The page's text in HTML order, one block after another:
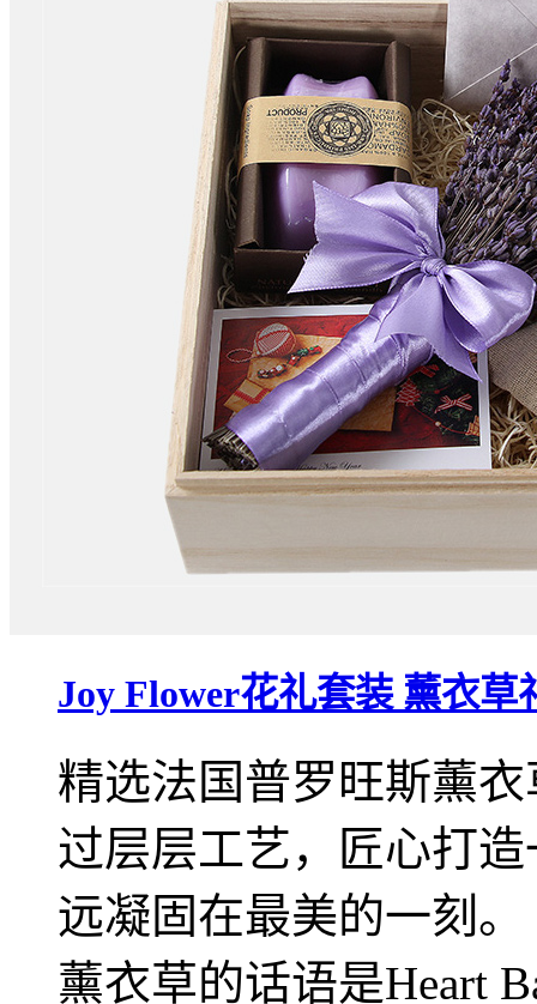
Joy Flower花礼套装 薰衣草
精选法国普罗旺斯薰
过层层工艺，匠心打
远凝固在最美的一刻。
薰衣草的话语是Heart